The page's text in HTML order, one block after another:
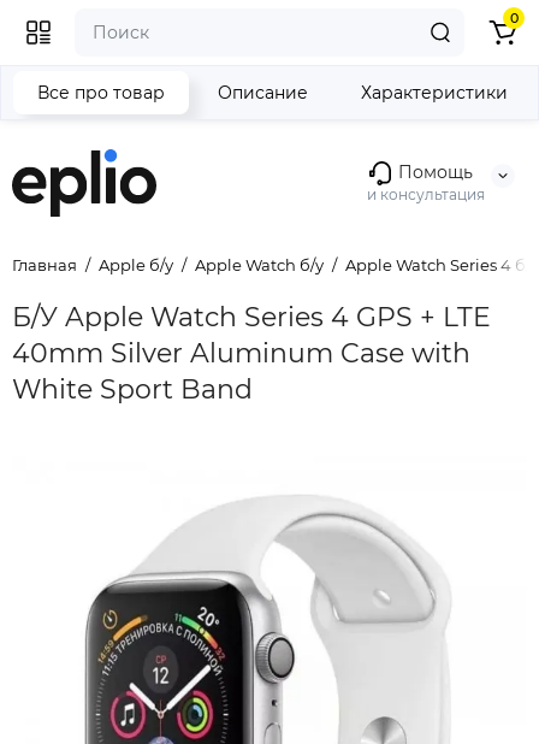
Помощь
и консультация
0
Главная Apple б/у Apple Watch б/у Apple Watch Series 4 б/у
Б/У Apple Watch Series 4 GPS + LTE
40mm Silver Aluminum Case with
White Sport Band
Все про товар Описание Характеристики